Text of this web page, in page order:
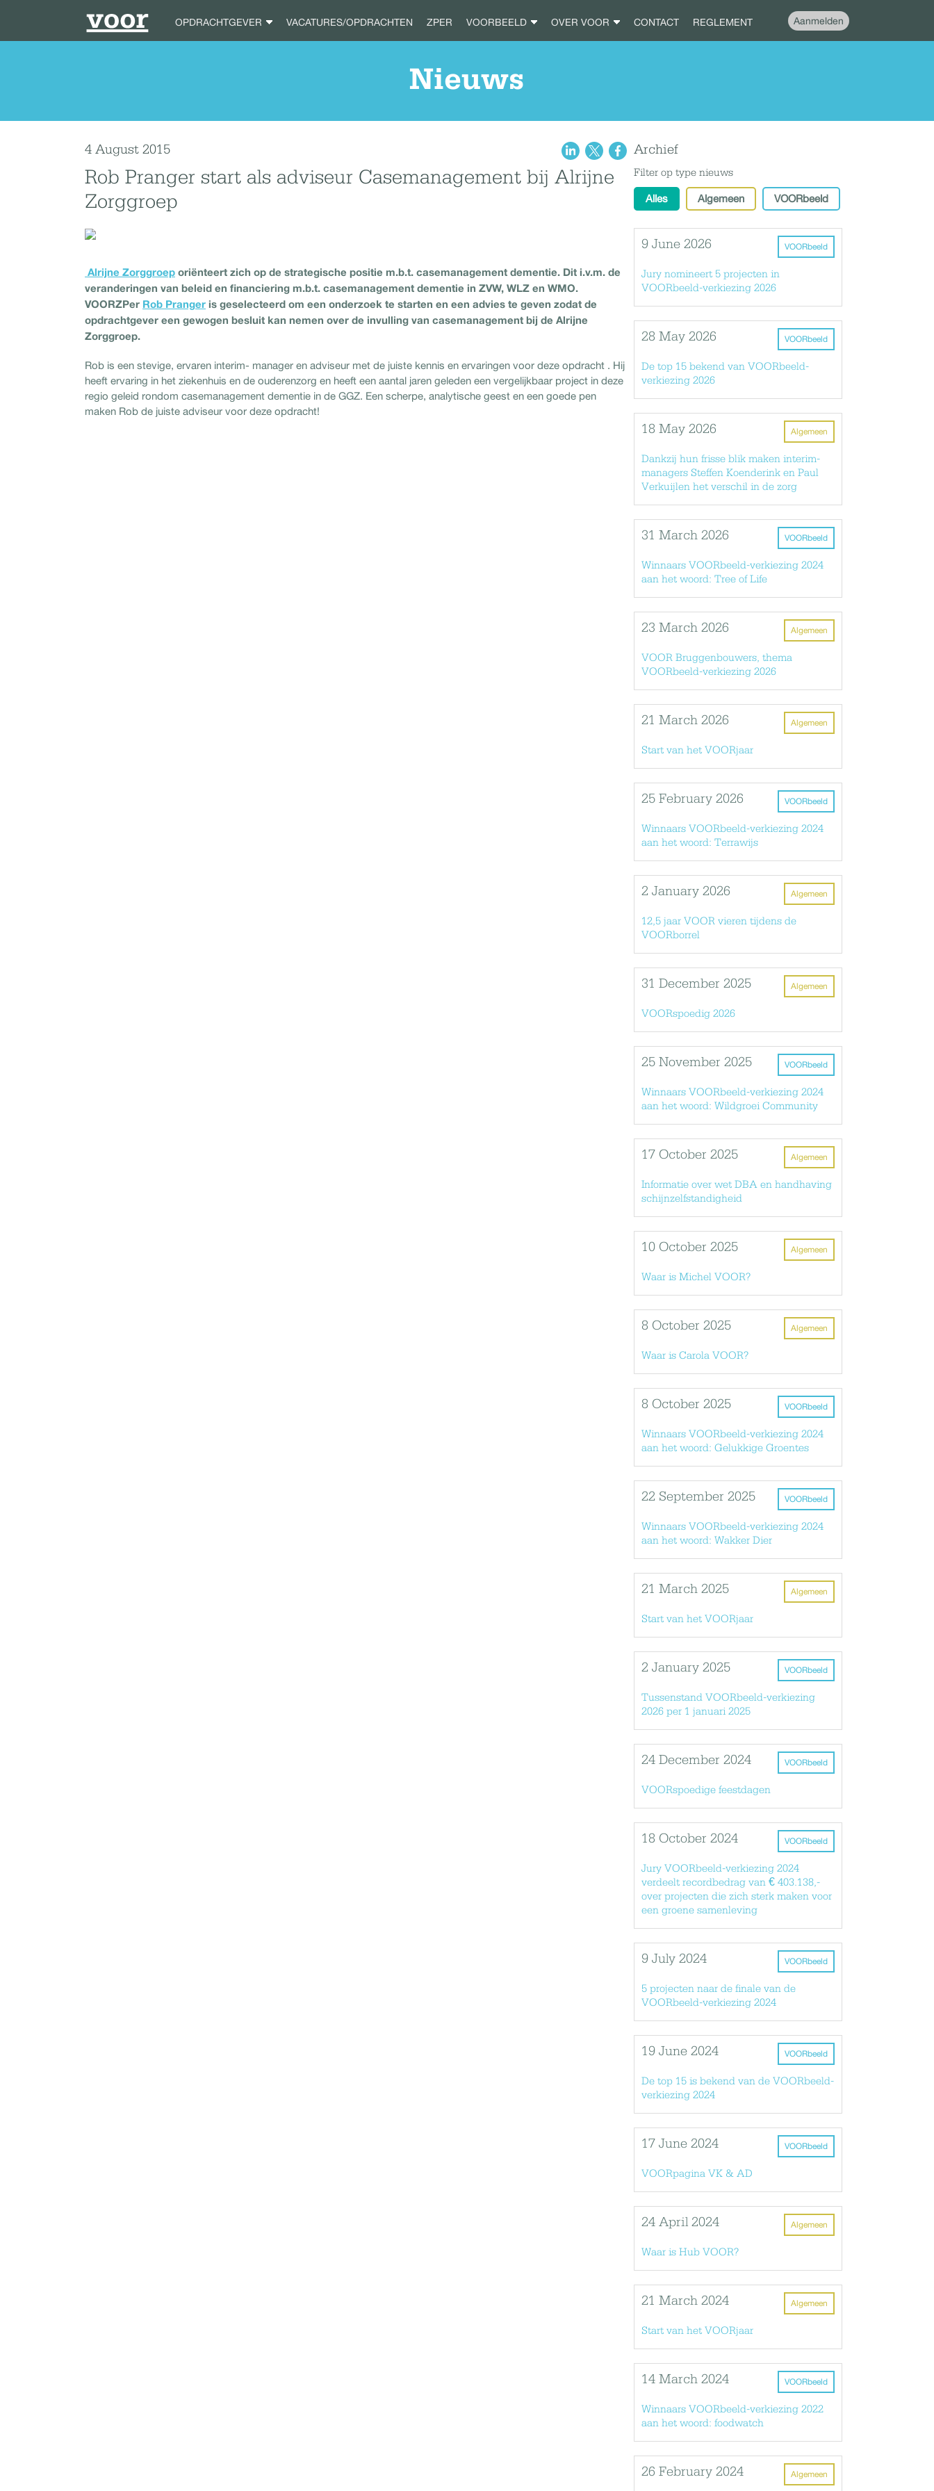
OPDRACHTGEVER VACATURES/OPDRACHTEN ZPER VOORBEELD OVER VOOR CONTACT REGLEMENT Aanmelden
Nieuws
4 August 2015
Rob Pranger start als adviseur Casemanagement bij Alrijne
Zorggroep
Alrijne Zorggroep oriënteert zich op de strategische positie m.b.t. casemanagement dementie. Dit i.v.m. de
veranderingen van beleid en financiering m.b.t. casemanagement dementie in ZVW, WLZ en WMO.
VOORZPer Rob Pranger is geselecteerd om een onderzoek te starten en een advies te geven zodat de
opdrachtgever een gewogen besluit kan nemen over de invulling van casemanagement bij de Alrijne
Zorggroep.
Rob is een stevige, ervaren interim- manager en adviseur met de juiste kennis en ervaringen voor deze opdracht . Hij
heeft ervaring in het ziekenhuis en de ouderenzorg en heeft een aantal jaren geleden een vergelijkbaar project in deze
regio geleid rondom casemanagement dementie in de GGZ. Een scherpe, analytische geest en een goede pen
maken Rob de juiste adviseur voor deze opdracht!
Archief
Filter op type nieuws
Alles Algemeen VOORbeeld
VOORbeeld
9 June 2026
Jury nomineert 5 projecten in
VOORbeeld-verkiezing 2026
VOORbeeld
28 May 2026
De top 15 bekend van VOORbeeld-
verkiezing 2026
Algemeen
18 May 2026
Dankzij hun frisse blik maken interim-
managers Steffen Koenderink en Paul
Verkuijlen het verschil in de zorg
VOORbeeld
31 March 2026
Winnaars VOORbeeld-verkiezing 2024
aan het woord: Tree of Life
Algemeen
23 March 2026
VOOR Bruggenbouwers, thema
VOORbeeld-verkiezing 2026
Algemeen
21 March 2026
Start van het VOORjaar
VOORbeeld
25 February 2026
Winnaars VOORbeeld-verkiezing 2024
aan het woord: Terrawijs
Algemeen
2 January 2026
12,5 jaar VOOR vieren tijdens de
VOORborrel
Algemeen
31 December 2025
VOORspoedig 2026
VOORbeeld
25 November 2025
Winnaars VOORbeeld-verkiezing 2024
aan het woord: Wildgroei Community
Algemeen
17 October 2025
Informatie over wet DBA en handhaving
schijnzelfstandigheid
Algemeen
10 October 2025
Waar is Michel VOOR?
Algemeen
8 October 2025
Waar is Carola VOOR?
VOORbeeld
8 October 2025
Winnaars VOORbeeld-verkiezing 2024
aan het woord: Gelukkige Groentes
VOORbeeld
22 September 2025
Winnaars VOORbeeld-verkiezing 2024
aan het woord: Wakker Dier
Algemeen
21 March 2025
Start van het VOORjaar
VOORbeeld
2 January 2025
Tussenstand VOORbeeld-verkiezing
2026 per 1 januari 2025
VOORbeeld
24 December 2024
VOORspoedige feestdagen
VOORbeeld
18 October 2024
Jury VOORbeeld-verkiezing 2024
verdeelt recordbedrag van € 403.138,-
over projecten die zich sterk maken voor
een groene samenleving
VOORbeeld
9 July 2024
5 projecten naar de finale van de
VOORbeeld-verkiezing 2024
VOORbeeld
19 June 2024
De top 15 is bekend van de VOORbeeld-
verkiezing 2024
VOORbeeld
17 June 2024
VOORpagina VK & AD
Algemeen
24 April 2024
Waar is Hub VOOR?
Algemeen
21 March 2024
Start van het VOORjaar
VOORbeeld
14 March 2024
Winnaars VOORbeeld-verkiezing 2022
aan het woord: foodwatch
Algemeen
26 February 2024